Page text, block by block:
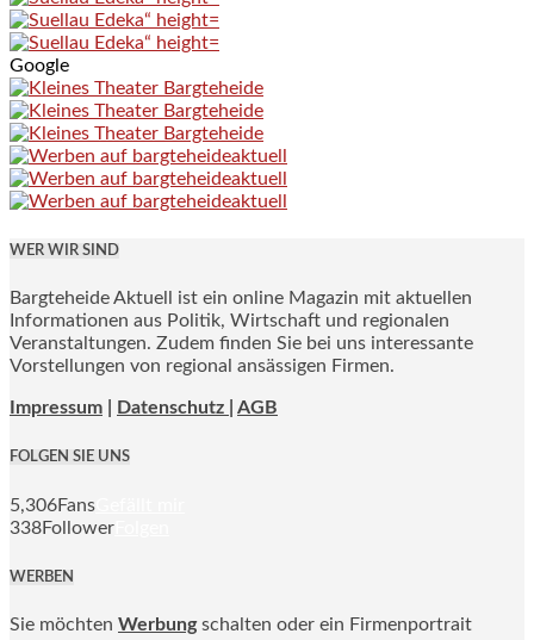
Google
WER WIR SIND
Bargteheide Aktuell ist ein online Magazin mit aktuellen
Informationen aus Politik, Wirtschaft und regionalen
Veranstaltungen. Zudem finden Sie bei uns interessante
Vorstellungen von regional ansässigen Firmen.
Impressum Datenschutz | AGB
FOLGEN SIE UNS
5,306Fans
338Follower
WERBEN
Sie möchten Werbung schalten oder ein Firmenportrait